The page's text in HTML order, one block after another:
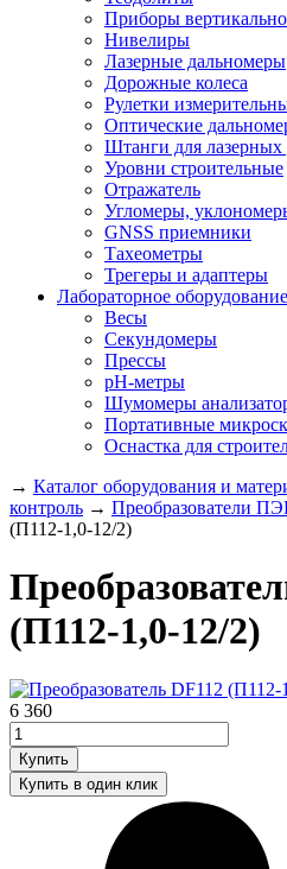
Приборы
Нивелиры
Лазерные дальномеры
Дорожные колеса
Рулетки
Оптические
Штанги для лазерных
Уровни строительные
Отражатель
Угломеры,
GNSS приемники
Тахеометры
Трегеры и адаптеры
Лабораторное оборудование
Весы
Секундомеры
Прессы
pH-метры
Шумомеры
Портативные
Оснастка для
→ Каталог оборудования и
контроль → Преобразователи
(П112-1,0-12/2)
(П112-1,0-12/2)
6 360